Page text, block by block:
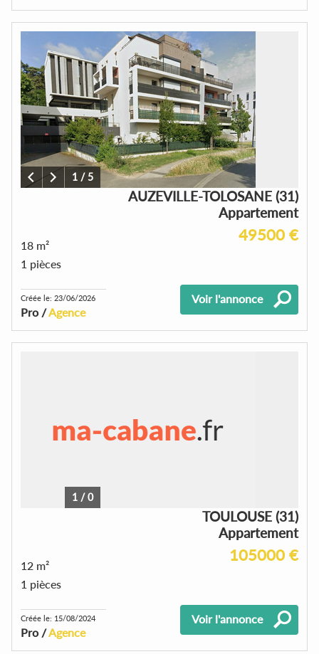
1 /5
AUZEVILLE-TOLOSANE (31)
Appartement
49500 €
18 m²
1 pièces
Créée le: 23/06/2026
Pro /Agence
Voir l'annonce
1 /0
TOULOUSE (31)
Appartement
105000 €
12 m²
1 pièces
Créée le: 15/08/2024
Pro /Agence
Voir l'annonce